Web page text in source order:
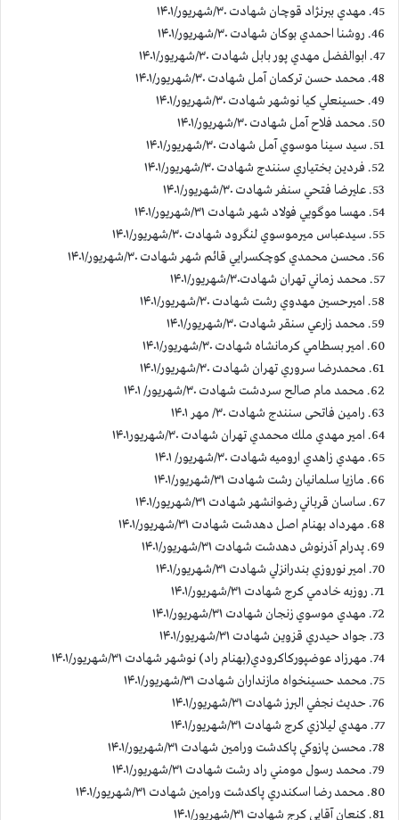
45. مهدي ببرنژاد قوچان شهادت ۳۰/شهريور/۱۴۰۱
46. روشنا احمدي بوكان شهادت ۳۰/شهريور/۱۴۰۱
47. ابوالفضل مهدي پور بابل شهادت ۳۰/شهريور/۱۴۰۱
48. محمد حسن تركمان آمل شهادت ۳۰/شهريور/۱۴۰۱
49. حسينعلي كيا نوشهر شهادت ۳۰/شهريور/۱۴۰۱
50. محمد فلاح آمل شهادت ۳۰/شهريور/۱۴۰۱
51. سيد سينا موسوي آمل شهادت ۳۰/شهريور/۱۴۰۱
52. فردين بختياري سنندج شهادت ۳۰/شهريور/۱۴۰۱
53. عليرضا فتحي سنفر شهادت ۳۰/شهريور/۱۴۰۱
54. مهسا موگويي فولاد شهر شهادت ۳۱/شهريور/۱۴۰۱
55. سيدعباس ميرموسوي لنگرود شهادت ۳۰/شهريور/۱۴۰۱
56. محسن محمدي كوچكسرايي قائم شهر شهادت ۳۰/شهريور/۱۴۰۱
57. محمد زماني تهران شهادت۳۰/شهريور/۱۴۰۱
58. اميرحسين مهدوي رشت شهادت ۳۰/شهريور/۱۴۰۱
59. محمد زارعي سنقر شهادت ۳۰/شهريور/۱۴۰۱
60. امير بسطامي كرمانشاه شهادت ۳۰/شهريور/۱۴۰۱
61. محمدرضا سروري تهران شهادت ۳۰/شهريور/۱۴۰۱
62. محمد مام صالح سردشت شهادت ۳۰/شهريور/ ۱۴۰۱
63. رامین فاتحی سنندج شهادت ۳۰/ مهر ۱۴۰۱
64. امير مهدي ملك محمدي تهران شهادت ۳۰/شهريور۱۴۰۱
65. مهدي زاهدي اروميه شهادت ۳۰/شهريور/ ۱۴۰۱
66. مازيا سلمانيان رشت شهادت ۳۱/شهريور/۱۴۰۱
67. ساسان قرباني رضوانشهر شهادت ۳۱/شهريور/۱۴۰۱
68. مهرداد بهنام اصل دهدشت شهادت ۳۱/شهريور/۱۴۰۱
69. پدرام آذرنوش دهدشت شهادت ۳۱/شهريور/۱۴۰۱
70. امير نوروزي بندرانزلي شهادت ۳۱/شهريور/۱۴۰۱
71. روزبه خادمي كرج شهادت ۳۱/شهريور/۱۴۰۱
72. مهدي موسوي زنجان شهادت ۳۱/شهريور/۱۴۰۱
73. جواد حيدري قزوين شهادت ۳۱/شهريور/۱۴۰۱
74. مهرزاد عوضپوركاكرودي(بهنام راد) نوشهر شهادت ۳۱/شهريور/۱۴۰۱
75. محمد حسينخواه مازنداران شهادت ۳۱/شهريور/۱۴۰۱
76. حديث نجفي البرز شهادت ۳۱/شهريور/۱۴۰۱
77. مهدي ليلازي كرج شهادت ۳۱/شهريور/۱۴۰۱
78. محسن پازوكي پاكدشت ورامين شهادت ۳۱/شهريور/۱۴۰۱
79. محمد رسول مومني راد رشت شهادت ۳۱/شهريور/۱۴۰۱
80. محمد رضا اسكندري پاكدشت ورامين شهادت ۳۱/شهريور/۱۴۰۱
81. كنعان آقايي كرج شهادت ۳۱/شهريور/۱۴۰۱